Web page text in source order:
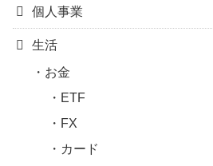
個人事業
生活
お金
ETF
FX
カード